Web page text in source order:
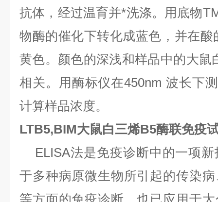
抗体，经过温育并*洗涤。用底物
物酶的催化下转化成蓝色，并在
黄色。颜色的深浅和样品中的大鼠
相关。用酶标仪在450nm 波长下
计算样品浓度。
LTB5,BIM大鼠白三烯B5酶联免疫
ELISA法是免疫诊断中的一项新
于多种病原微生物所引起的传染
等方面的免疫诊断。也已应用于